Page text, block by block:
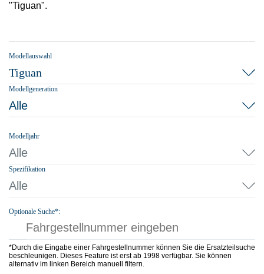
"Tiguan".
Modellauswahl
Tiguan
Modellgeneration
Alle
Modelljahr
Alle
Spezifikation
Alle
Optionale Suche*:
*Durch die Eingabe einer Fahrgestellnummer können Sie die Ersatzteilsuche
beschleunigen. Dieses Feature ist erst ab 1998 verfügbar. Sie können
alternativ im linken Bereich manuell filtern.